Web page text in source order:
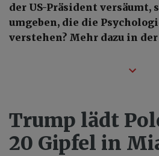
der US-Präsident versäumt,
umgeben, die die
verstehen? Mehr dazu in der
Trump lädt
20 Gipfel in